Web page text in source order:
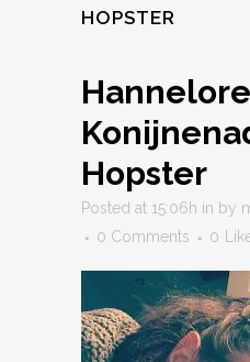
HOPSTER
Hannelore
Hopster
Posted at 15:06h in by
0 Comments
0